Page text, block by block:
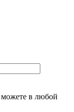
в любой